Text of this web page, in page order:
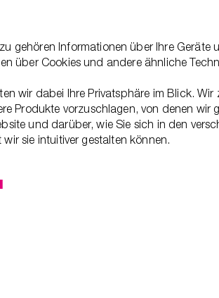
gehören Informationen über Ihre Geräte
über Cookies und andere ähnliche
wir dabei Ihre Privatsphäre im Blick. Wir
Produkte vorzuschlagen, von denen wir
und darüber, wie Sie sich in den
sie intuitiver gestalten können.